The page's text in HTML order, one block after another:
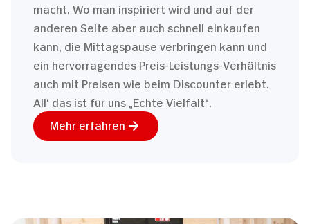
macht. Wo man inspiriert wird und auf der
anderen Seite aber auch schnell einkaufen
kann, die Mittagspause verbringen kann und
ein hervorragendes Preis-Leistungs-Verhältnis
auch mit Preisen wie beim Discounter erlebt.
All‘ das ist für uns „Echte Vielfalt“.
Mehr erfahren